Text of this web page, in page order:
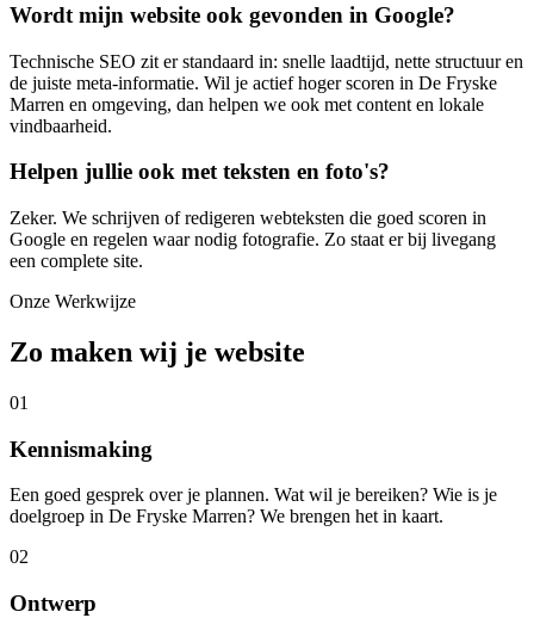
Wordt mijn website ook gevonden in Google?
Technische SEO zit er standaard in: snelle laadtijd, nette structuur en
de juiste meta-informatie. Wil je actief hoger scoren in De Fryske
Marren en omgeving, dan helpen we ook met content en lokale
vindbaarheid.
Helpen jullie ook met teksten en foto's?
Zeker. We schrijven of redigeren webteksten die goed scoren in
Google en regelen waar nodig fotografie. Zo staat er bij livegang
een complete site.
Onze Werkwijze
Zo maken wij je website
01
Kennismaking
Een goed gesprek over je plannen. Wat wil je bereiken? Wie is je
doelgroep in De Fryske Marren? We brengen het in kaart.
02
Ontwerp